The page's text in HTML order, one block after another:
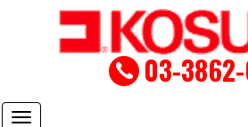
03-3862-
Toggle